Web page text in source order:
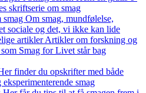
skriftserie om smag
smag Om smag, mundfølelse,
sociale og det, vi ikke kan lide
artiklerArtikler om forskning og
Smag for Livet står bag
finder du opskrifter med både
smag